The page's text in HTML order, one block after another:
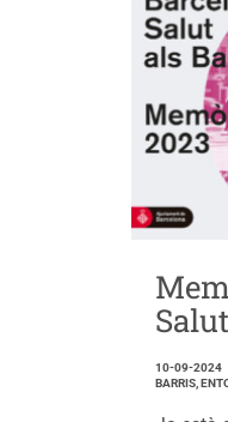
10-09-2024
BARRIS,